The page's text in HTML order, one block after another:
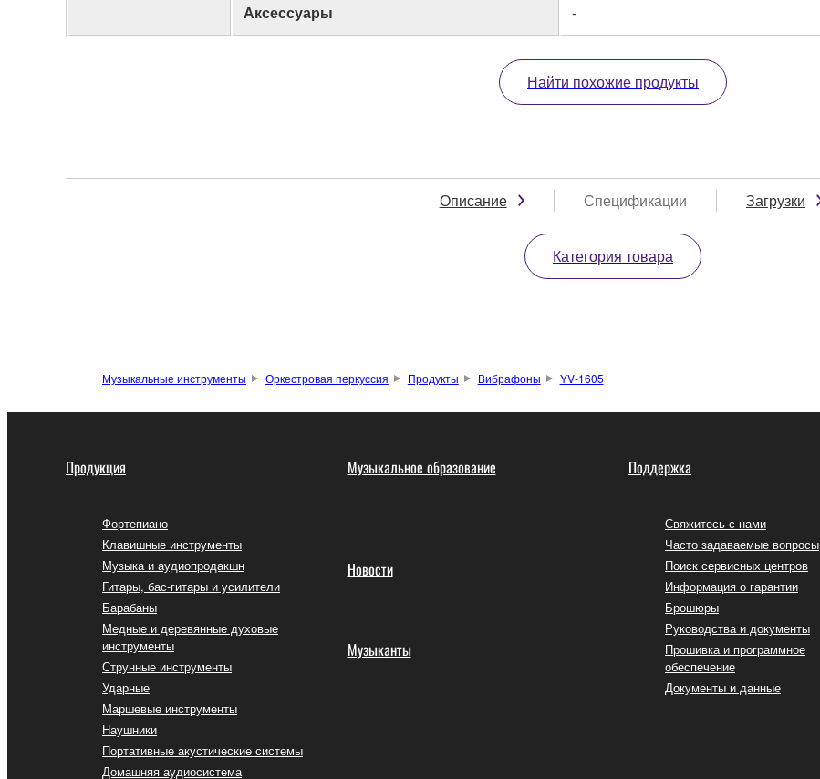
Аксессуары -
Найти похожие продукты
Описание Спецификации Загрузки
Категория товара
Музыкальные инструменты Оркестровая перкуссия Продукты Вибрафоны YV-1605
Продукция
Фортепиано
Клавишные инструменты
Музыка и аудиопродакшн
Гитары, бас-гитары и усилители
Барабаны
Медные и деревянные духовые
инструменты
Струнные инструменты
Ударные
Маршевые инструменты
Наушники
Портативные акустические системы
Домашняя аудиосистема
Музыкальное образование
Новости
Музыканты
Поддержка
Свяжитесь с нами
Часто задаваемые вопросы
Поиск сервисных центров
Информация о гарантии
Брошюры
Руководства и документы
Прошивка и программное
обеспечение
Документы и данные